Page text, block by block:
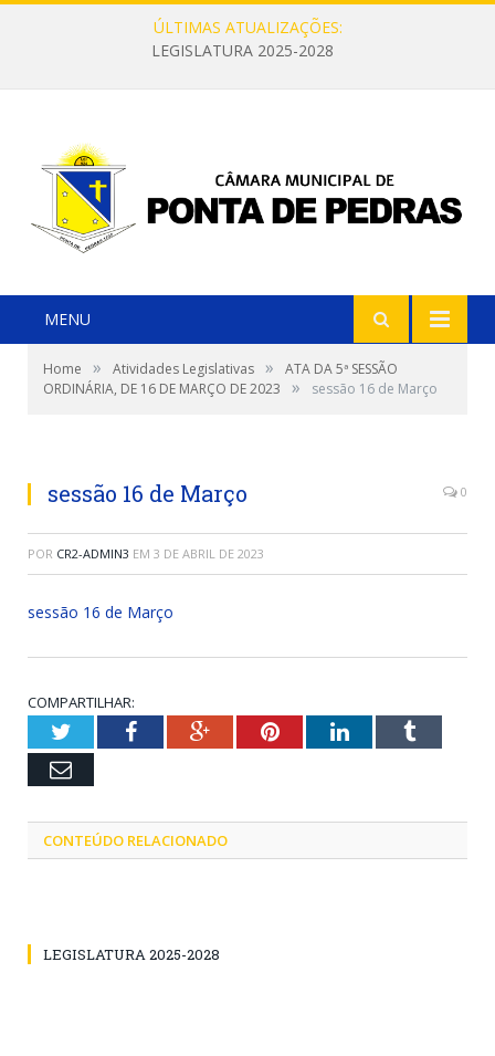
ÚLTIMAS ATUALIZAÇÕES:
LEGISLATURA 2025-2028
MENU
Home » Atividades Legislativas »
ATA DA 5ª SESSÃO
ORDINÁRIA, DE 16 DE MARÇO DE 2023
» sessão 16 de Março
sessão 16 de Março 0
POR CR2-ADMIN3 EM 3 DE ABRIL DE 2023
sessão 16 de Março
COMPARTILHAR:
TwitterFacebookGoogle+PinterestLinkedInTumblr
Email
CONTEÚDO RELACIONADO
LEGISLATURA 2025-2028